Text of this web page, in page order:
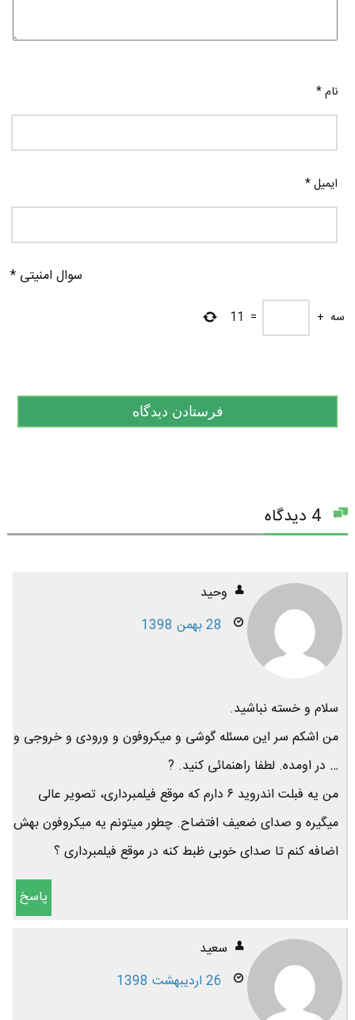
نام*
ایمیل*
سوال امنیتی *
سه +
=
11
وحید
28 بهمن 1398
سلام و خسته نباشید.
من اشکم سر این مسئله گوشی و میکروفون و ورودی و خروجی و
… در اومده. لطفا راهنمائی کنید. ?
من یه فبلت اندروید ۶ دارم که موقع فیلمبرداری، تصویر عالی
میگیره و صدای ضعیف افتضاح. چطور میتونم یه میکروفون بهش
اضافه کنم تا صدای خوبی ظبط کنه در موقع فیلمبرداری ؟
پاسخ
سعید
26 اردیبهشت 1398